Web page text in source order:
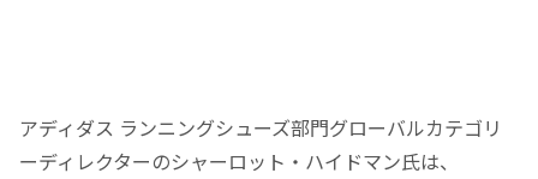
アディダス ランニングシューズ部門グローバルカテゴリ
ーディレクターのシャーロット・ハイドマン氏は、